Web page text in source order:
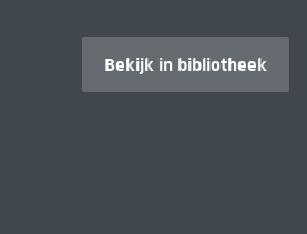
Bekijk in bibliotheek